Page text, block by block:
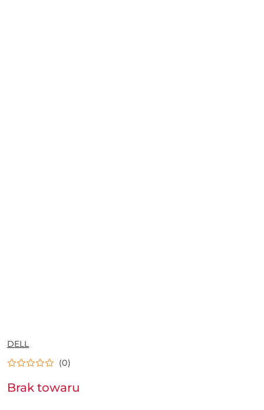
NAZWA
PRODUCENTA:
DELL
(0)
Brak towaru